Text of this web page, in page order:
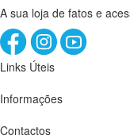
A sua loja de fatos e
Links Úteis
Informações
Contactos